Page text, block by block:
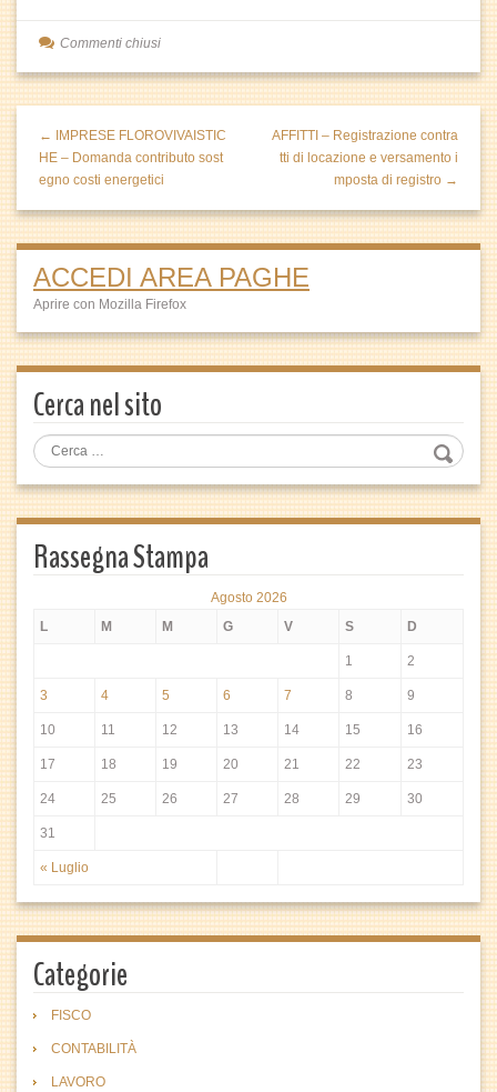
Commenti chiusi
← IMPRESE FLOROVIVAISTIC
HE – Domanda contributo sost
egno costi energetici
AFFITTI – Registrazione contra
tti di locazione e versamento i
mposta di registro →
ACCEDI AREA PAGHE
Aprire con Mozilla Firefox
Cerca nel sito
Rassegna Stampa
Agosto 2026
L
M M G V S D
« Luglio
1 2
3 4 5 6 7 8 9
10 11 12 13 14 15 16
17 18 19 20 21 22 23
24 25 26 27 28 29 30
31
Categorie
FISCO
CONTABILITÀ
LAVORO